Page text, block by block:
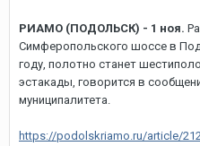
РИАМО (ПОДОЛЬСК) - 1 ноя.
Симферопольского шоссе в
году, полотно станет
эстакады, говорится в
муниципалитета.
https://podolskriamo.ru/article/